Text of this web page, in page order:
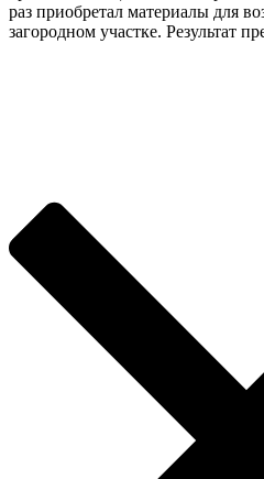
раз приобретал материалы для
загородном участке. Результат